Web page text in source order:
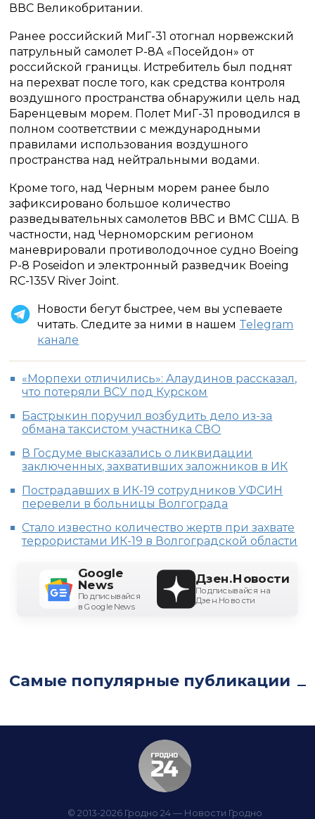
ВВС Великобритании.
Ранее российский МиГ-31 отогнал норвежский
патрульный самолет Р-8А «Посейдон» от
российской границы. Истребитель был поднят
на перехват после того, как средства контроля
воздушного пространства обнаружили цель над
Баренцевым морем. Полет МиГ-31 проводился в
полном соответствии с международными
правилами использования воздушного
пространства над нейтральными водами.
Кроме того, над Черным морем ранее было
зафиксировано большое количество
разведывательных самолетов ВВС и ВМС США. В
частности, над Черноморским регионом
маневрировали противолодочное судно Boeing
P-8 Poseidon и электронный разведчик Boeing
RC-135V River Joint.
Новости бегут быстрее, чем вы успеваете
читать. Следите за ними в нашем Telegram
канале
«Морпехи отличились»: Алаудинов рассказал,
что потеряли ВСУ под Курском
Бастрыкин поручил возбудить дело из-за
обмана таксистом участника СВО
В Госдуме высказались о ликвидации
заключенных, захвативших заложников в ИК
Пострадавших в ИК-19 сотрудников УФСИН
перевели в больницы Волгограда
Стало известно количество жертв при захвате
террористами ИК-19 в Волгоградской области
Google
News
Подписывайся
в Google News
Дзен.Новости
Подписывайся на
Дзен.Новости
Самые популярные публикации
© 2013-2026 Гродно 24 — Новости Гродно